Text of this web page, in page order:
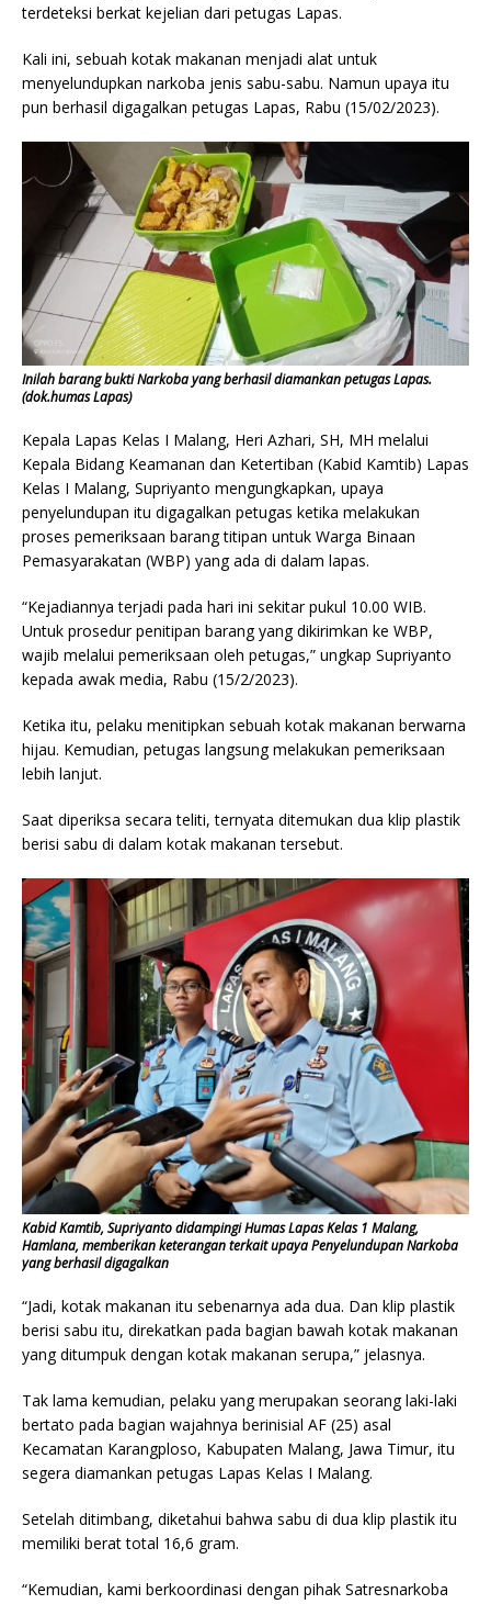
terdeteksi berkat kejelian dari petugas Lapas.
Kali ini, sebuah kotak makanan menjadi alat untuk
menyelundupkan narkoba jenis sabu-sabu. Namun upaya itu
pun berhasil digagalkan petugas Lapas, Rabu (15/02/2023).
Inilah barang bukti Narkoba yang berhasil diamankan petugas Lapas.
(dok.humas Lapas)
Kepala Lapas Kelas I Malang, Heri Azhari, SH, MH melalui
Kepala Bidang Keamanan dan Ketertiban (Kabid Kamtib) Lapas
Kelas I Malang, Supriyanto mengungkapkan, upaya
penyelundupan itu digagalkan petugas ketika melakukan
proses pemeriksaan barang titipan untuk Warga Binaan
Pemasyarakatan (WBP) yang ada di dalam lapas.
“Kejadiannya terjadi pada hari ini sekitar pukul 10.00 WIB.
Untuk prosedur penitipan barang yang dikirimkan ke WBP,
wajib melalui pemeriksaan oleh petugas,” ungkap Supriyanto
kepada awak media, Rabu (15/2/2023).
Ketika itu, pelaku menitipkan sebuah kotak makanan berwarna
hijau. Kemudian, petugas langsung melakukan pemeriksaan
lebih lanjut.
Saat diperiksa secara teliti, ternyata ditemukan dua klip plastik
berisi sabu di dalam kotak makanan tersebut.
Kabid Kamtib, Supriyanto didampingi Humas Lapas Kelas 1 Malang,
Hamlana, memberikan keterangan terkait upaya Penyelundupan Narkoba
yang berhasil digagalkan
“Jadi, kotak makanan itu sebenarnya ada dua. Dan klip plastik
berisi sabu itu, direkatkan pada bagian bawah kotak makanan
yang ditumpuk dengan kotak makanan serupa,” jelasnya.
Tak lama kemudian, pelaku yang merupakan seorang laki-laki
bertato pada bagian wajahnya berinisial AF (25) asal
Kecamatan Karangploso, Kabupaten Malang, Jawa Timur, itu
segera diamankan petugas Lapas Kelas I Malang.
Setelah ditimbang, diketahui bahwa sabu di dua klip plastik itu
memiliki berat total 16,6 gram.
“Kemudian, kami berkoordinasi dengan pihak Satresnarkoba